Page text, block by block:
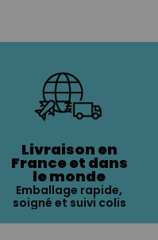
Livraison en
France et dans
le monde
Emballage rapide,
soigné et suivi colis